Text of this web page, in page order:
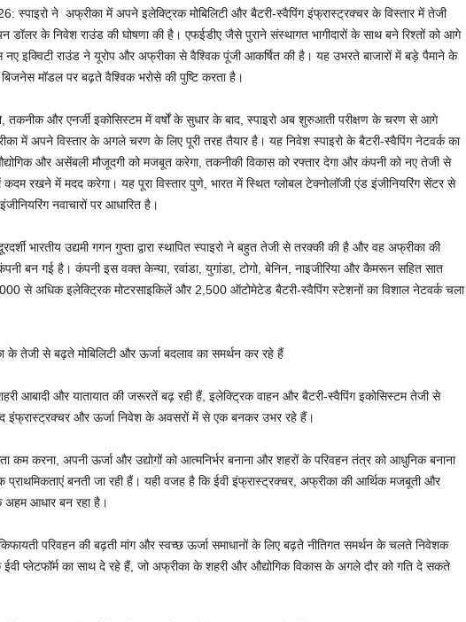
स्पाइरो ने अफ्रीका में अपने इलेक्ट्रिक मोबिलिटी और बैटरी-स्वैपिंग इंफ्रास्ट्रक्चर के विस्तार में तेजी
डॉलर के निवेश राउंड की घोषणा की है। एफईडीए जैसे पुराने संस्थागत भागीदारों के साथ बने रिश्तों को आगे
नए इक्विटी राउंड ने यूरोप और अफ्रीका से वैश्विक पूंजी आकर्षित की है। यह उभरते बाजारों में बड़े पैमाने के
मॉडल पर बढ़ते वैश्विक भरोसे की पुष्टि करता है।
तकनीक और एनर्जी इकोसिस्टम में वर्षों के सुधार के बाद, स्पाइरो अब शुरुआती परीक्षण के चरण से आगे
में अपने विस्तार के अगले चरण के लिए पूरी तरह तैयार है। यह निवेश स्पाइरो के बैटरी-स्वैपिंग नेटवर्क का
और असेंबली मौजूदगी को मजबूत करेगा, तकनीकी विकास को रफ्तार देगा और कंपनी को नए तेजी से
कदम रखने में मदद करेगा। यह पूरा विस्तार पुणे, भारत में स्थित ग्लोबल टेक्नोलॉजी एंड इंजीनियरिंग सेंटर से
नवाचारों पर आधारित है।
भारतीय उद्यमी गगन गुप्ता द्वारा स्थापित स्पाइरो ने बहुत तेजी से तरक्की की है और वह अफ्रीका की
बन गई है। कंपनी इस वक्त केन्या, रवांडा, युगांडा, टोगो, बेनिन, नाइजीरिया और कैमरून सहित सात
से अधिक इलेक्ट्रिक मोटरसाइकिलें और 2,500 ऑटोमेटेड बैटरी-स्वैपिंग स्टेशनों का विशाल नेटवर्क चला
के तेजी से बढ़ते मोबिलिटी और ऊर्जा बदलाव का समर्थन कर रहे हैं
आबादी और यातायात की जरूरतें बढ़ रही हैं, इलेक्ट्रिक वाहन और बैटरी-स्वैपिंग इकोसिस्टम तेजी से
इंफ्रास्ट्रक्चर और ऊर्जा निवेश के अवसरों में से एक बनकर उभर रहे हैं।
कम करना, अपनी ऊर्जा और उद्योगों को आत्मनिर्भर बनाना और शहरों के परिवहन तंत्र को आधुनिक बनाना
प्राथमिकताएं बनती जा रही हैं। यही वजह है कि ईवी इंफ्रास्ट्रक्चर, अफ्रीका की आर्थिक मजबूती और
अहम आधार बन रहा है।
परिवहन की बढ़ती मांग और स्वच्छ ऊर्जा समाधानों के लिए बढ़ते नीतिगत समर्थन के चलते निवेशक
प्लेटफॉर्म का साथ दे रहे हैं, जो अफ्रीका के शहरी और औद्योगिक विकास के अगले दौर को गति दे सकते